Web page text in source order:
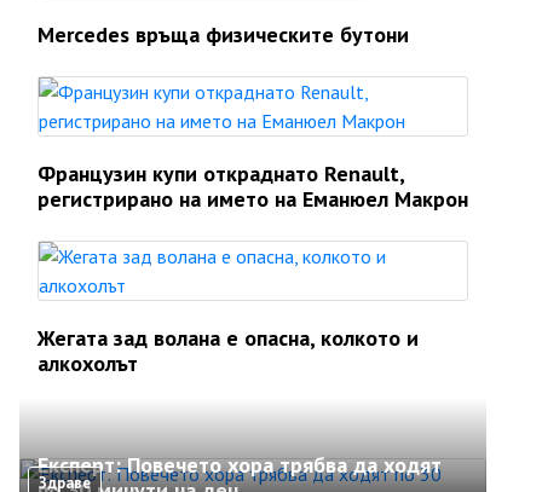
Mercedes връща физическите бутони
Французин купи откраднато Renault,
регистрирано на името на Еманюел Макрон
Жегата зад волана е опасна, колкото и
алкохолът
Здраве
Експерт: Повечето хора трябва да ходят